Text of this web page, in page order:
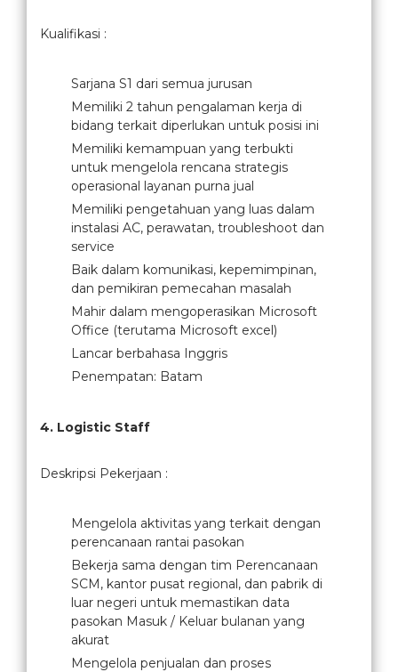
Kualifikasi :
Sarjana S1 dari semua jurusan
Memiliki 2 tahun pengalaman kerja di
bidang terkait diperlukan untuk posisi ini
Memiliki kemampuan yang terbukti
untuk mengelola rencana strategis
operasional layanan purna jual
Memiliki pengetahuan yang luas dalam
instalasi AC, perawatan, troubleshoot dan
service
Baik dalam komunikasi, kepemimpinan,
dan pemikiran pemecahan masalah
Mahir dalam mengoperasikan Microsoft
Office (terutama Microsoft excel)
Lancar berbahasa Inggris
Penempatan: Batam
4. Logistic Staff
Deskripsi Pekerjaan :
Mengelola aktivitas yang terkait dengan
perencanaan rantai pasokan
Bekerja sama dengan tim Perencanaan
SCM, kantor pusat regional, dan pabrik di
luar negeri untuk memastikan data
pasokan Masuk / Keluar bulanan yang
akurat
Mengelola penjualan dan proses